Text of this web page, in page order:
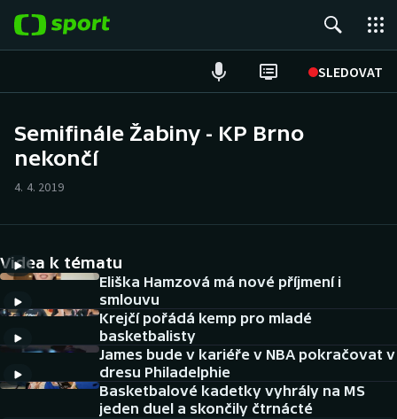
SLEDOVAT
Hokej
Cyklistika
DALŠÍ SPORTY
Americký fotbal
Baseball a softbal
NEPŘEHLÉDNĚTE
Semifinále Žabiny - KP Brno
nekončí
4. 4. 2019
Videa k tématu
Eliška Hamzová má nové příjmení i
smlouvu
Krejčí pořádá kemp pro mladé
basketbalisty
James bude v kariéře v NBA pokračovat v
dresu Philadelphie
Basketbalové kadetky vyhrály na MS
jeden duel a skončily čtrnácté